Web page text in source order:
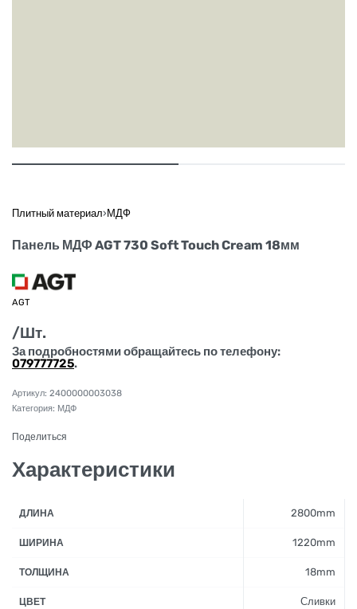
Плитный материал› МДФ
Панель МДФ AGT 730 Soft Touch Cream 18мм
AGT
/Шт.
За подробностями обращайтесь по телефону:
079777725.
2400000003038
Категория: МДФ
Поделиться
Характеристики
ДЛИНА 2800mm
ШИРИНА 1220mm
ТОЛЩИНА 18mm
ЦВЕТ Сливки